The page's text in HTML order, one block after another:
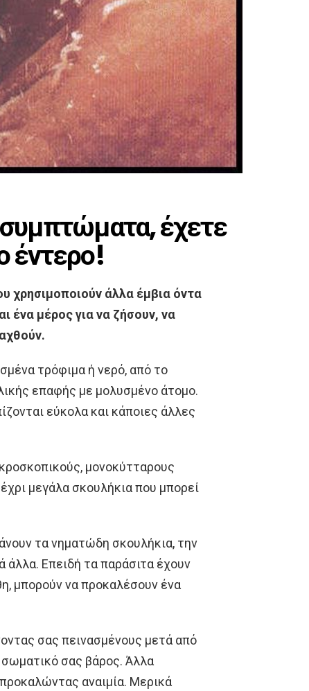
έχετε
έντερο!
χρησιμοποιούν άλλα έμβια όντα
ένα μέρος για να ζήσουν, να
τρόφιμα ή νερό, από το
επαφής με μολυσμένο άτομο.
εύκολα και κάποιες άλλες
μονοκύτταρους
μεγάλα σκουλήκια που μπορεί
τα νηματώδη σκουλήκια, την
άλλα. Επειδή τα παράσιτα έχουν
μπορούν να προκαλέσουν ένα
σας πεινασμένους μετά από
σας βάρος. Άλλα
αναιμία. Μερικά